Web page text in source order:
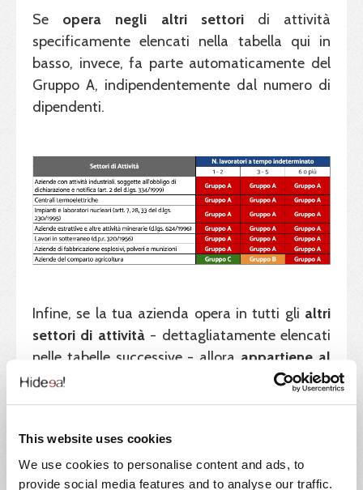
This website uses cookies
We use cookies to personalise content and ads, to
provide social media features and to analyse our traffic.
Se opera negli altri settoridi attività
specificamente elencati nella tabella qui in
basso, invece, fa parte automaticamente del
Gruppo A, indipendentemente dal numero di
dipendenti.
Infine, se la tua azienda opera in tutti gli altri
settori di attività- dettagliatamente elencati
nelle tabelle successive - allora appartiene al
Gruppo A, B o C
indice di
inabilità permanenteINAIL, associato
assunti atempo indeterminato
organico.